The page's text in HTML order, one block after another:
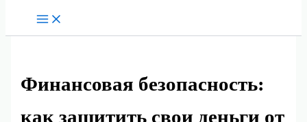
Финансовая безопасность:
как защитить свои деньги от